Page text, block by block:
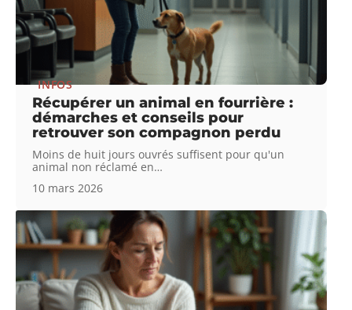
INFOS
Récupérer un animal en fourrière :
démarches et conseils pour
retrouver son compagnon perdu
Moins de huit jours ouvrés suffisent pour qu'un
animal non réclamé en…
10 mars 2026